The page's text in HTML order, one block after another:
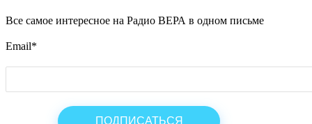
Все самое интересное на Радио ВЕРА в одном письме
Email*